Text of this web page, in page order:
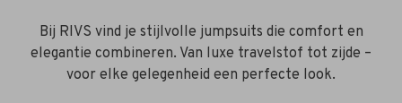
Bij RIVS vind je stijlvolle jumpsuits die comfort en
elegantie combineren. Van luxe travelstof tot zijde –
voor elke gelegenheid een perfecte look.